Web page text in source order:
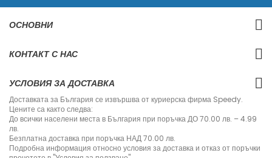
o
O
N
s
e
t
t
e
r
:
ОСНОВНИ
КОНТАКТ С НАС
УСЛОВИЯ ЗА ДОСТАВКА
Доставката за България се извършва от куриерска фирма Speedy.
Цените са както следва:
До всички населени места в България при поръчка ДО 70.00 лв. – 4.99
лв.
Безплатна доставка при поръчка НАД 70.00 лв.
Подробна информация относно условия за доставка и отказ от поръчки